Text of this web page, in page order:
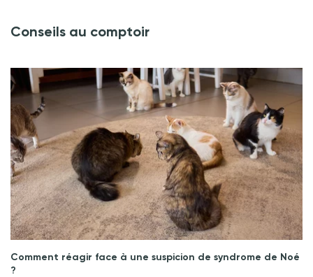
Conseils au comptoir
Comment réagir face à une suspicion de syndrome de Noé
?